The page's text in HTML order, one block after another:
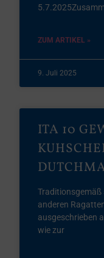
ZUM ARTIKEL »
9. Juli 2025
ITA 10
Traditionsgemäß
anderen
ausgeschrieben
wie zur